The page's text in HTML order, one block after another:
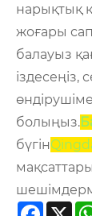
нарықтық
жоғары
балауыз
іздесеңіз,
болыңыз.
бүгін
X